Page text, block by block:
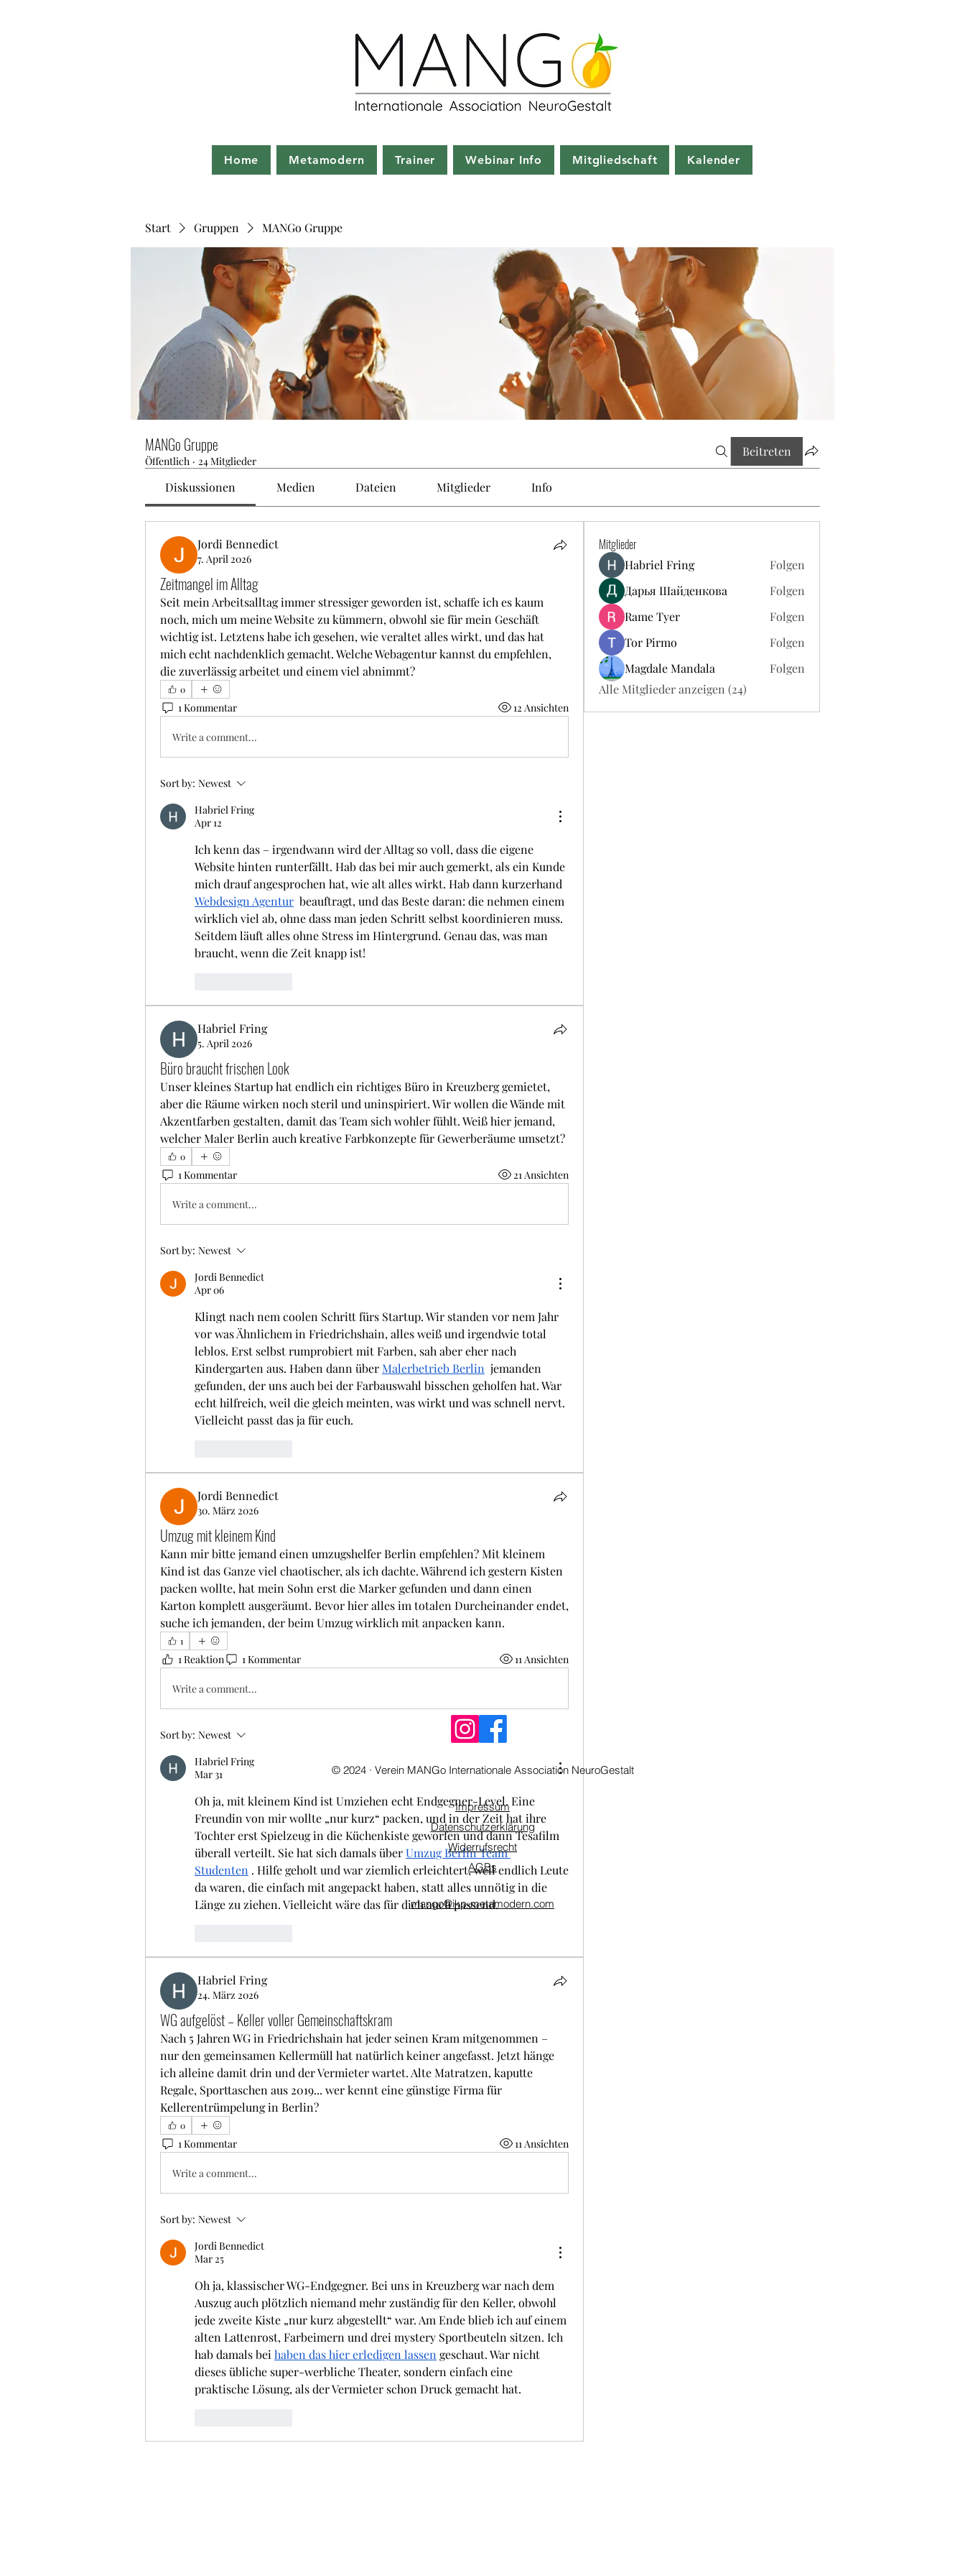
Home Metamodern Trainer Webinar Info Mitgliedschaft Kalender
Start Gruppen MANGo Gruppe
MANGo Gruppe
Öffentlich · 24 Mitglieder
Beitreten
Diskussionen Medien Dateien Mitglieder Info
Jordi Bennedict
7. April 2026
Zeitmangel im Alltag
Seit mein Arbeitsalltag immer stressiger geworden ist, schaffe ich es kaum
noch, mich um meine Website zu kümmern, obwohl sie für mein Geschäft
wichtig ist. Letztens habe ich gesehen, wie veraltet alles wirkt, und das hat
mich echt nachdenklich gemacht. Welche Webagentur kannst du empfehlen,
die zuverlässig arbeitet und einem viel abnimmt?
0
1 Kommentar 12 Ansichten
Write a comment...
Sort by: Newest
Habriel Fring
Apr 12
Ich kenn das – irgendwann wird der Alltag so voll, dass die eigene
Website hinten runterfällt. Hab das bei mir auch gemerkt, als ein Kunde
Webdesign Agentur beauftragt, und das Beste daran: die nehmen einem
wirklich viel ab, ohne dass man jeden Schritt selbst koordinieren muss.
Seitdem läuft alles ohne Stress im Hintergrund. Genau das, was man
braucht, wenn die Zeit knapp ist!
Habriel Fring
5. April 2026
Büro braucht frischen Look
Unser kleines Startup hat endlich ein richtiges Büro in Kreuzberg gemietet,
aber die Räume wirken noch steril und uninspiriert. Wir wollen die Wände mit
Akzentfarben gestalten, damit das Team sich wohler fühlt. Weiß hier jemand,
welcher Maler Berlin auch kreative Farbkonzepte für Gewerberäume umsetzt?
0
1 Kommentar 21 Ansichten
Write a comment...
Sort by: Newest
Jordi Bennedict
Apr 06
Klingt nach nem coolen Schritt fürs Startup. Wir standen vor nem Jahr
vor was Ähnlichem in Friedrichshain, alles weiß und irgendwie total
leblos. Erst selbst rumprobiert mit Farben, sah aber eher nach
Kindergarten aus. Haben dann über Malerbetrieb Berlin jemanden
gefunden, der uns auch bei der Farbauswahl bisschen geholfen hat. War
echt hilfreich, weil die gleich meinten, was wirkt und was schnell nervt.
Vielleicht passt das ja für euch.
Jordi Bennedict
30. März 2026
Umzug mit kleinem Kind
Kann mir bitte jemand einen umzugshelfer Berlin empfehlen? Mit kleinem
Kind ist das Ganze viel chaotischer, als ich dachte. Während ich gestern Kisten
packen wollte, hat mein Sohn erst die Marker gefunden und dann einen
Karton komplett ausgeräumt. Bevor hier alles im totalen Durcheinander endet,
suche ich jemanden, der beim Umzug wirklich mit anpacken kann.
1
1 Reaktion 1 Kommentar 11 Ansichten
Write a comment...
Sort by: Newest
Habriel Fring
Mar 31
Oh ja, mit kleinem Kind ist Umziehen echt Endgegner-Level. Eine
Freundin von mir wollte „nur kurz“ packen, und in der Zeit hat ihre
Tochter erst Spielzeug in die Küchenkiste geworfen und dann Tesafilm
überall verteilt. Sie hat sich damals über Umzug Berlin Team
Studenten . Hilfe geholt und war ziemlich erleichtert, weil endlich Leute
da waren, die einfach mit angepackt haben, statt alles unnötig in die
Länge zu ziehen. Vielleicht wäre das für dich auch passend.
Habriel Fring
24. März 2026
WG aufgelöst – Keller voller Gemeinschaftskram
Nach 5 Jahren WG in Friedrichshain hat jeder seinen Kram mitgenommen –
nur den gemeinsamen Kellermüll hat natürlich keiner angefasst. Jetzt hänge
ich alleine damit drin und der Vermieter wartet. Alte Matratzen, kaputte
Regale, Sporttaschen aus 2019... wer kennt eine günstige Firma für
Kellerentrümpelung in Berlin?
0
1 Kommentar 11 Ansichten
Write a comment...
Sort by: Newest
Jordi Bennedict
Mar 25
Oh ja, klassischer WG-Endgegner. Bei uns in Kreuzberg war nach dem
Auszug auch plötzlich niemand mehr zuständig für den Keller, obwohl
jede zweite Kiste „nur kurz abgestellt“ war. Am Ende blieb ich auf einem
alten Lattenrost, Farbeimern und drei mystery Sportbeuteln sitzen. Ich
hab damals bei haben das hier erledigen lassen geschaut. War nicht
dieses übliche super-werbliche Theater, sondern einfach eine
praktische Lösung, als der Vermieter schon Druck gemacht hat.
Mitglieder
Habriel Fring
Folgen
Дарья Шайденкова
Folgen
Rame Tyer
Folgen
Tor Pirmo
Folgen
Magdale Mandala
Folgen
Alle Mitglieder anzeigen (24)
© 2024 · Verein MANGo Internationale Association NeuroGestalt
Impressum
Datenschutzerklärung
Widerrufsrecht
AGBs
mango@ikp-metamodern.com